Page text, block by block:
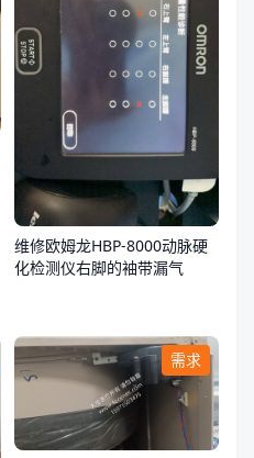
维修欧姆龙HBP-8000动脉硬
化检测仪右脚的袖带漏气
需求